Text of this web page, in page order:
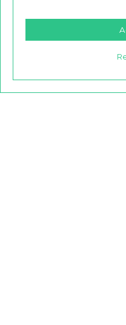
Te ayudamos a
asesoraremos de
diferencias en el sector